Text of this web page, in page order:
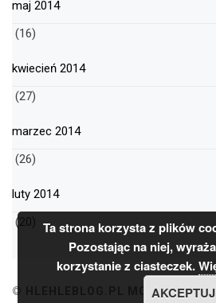
maj 2014
(16)
kwiecień 2014
(27)
marzec 2014
(26)
luty 2014
(20)
© HLEHLEBLOG.PL MOTYW
Ta strona korzysta z plików
Pozostając na niej,
korzystanie z ciasteczek.
AKCEPTUJ